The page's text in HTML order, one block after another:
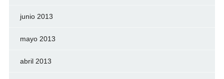
junio 2013
mayo 2013
abril 2013